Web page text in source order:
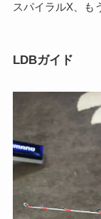
スパイラルX、も
LDBガイド